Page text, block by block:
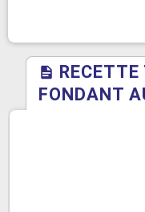
RECETTE
FONDANT